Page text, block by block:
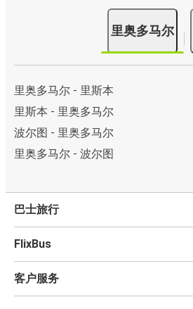
里奥多马尔
里奥多马尔 - 里斯本
里斯本 - 里奥多马尔
波尔图 - 里奥多马尔
里奥多马尔 - 波尔图
巴士旅行
FlixBus
客户服务